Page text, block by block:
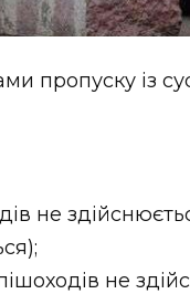
пропуску із
не
не